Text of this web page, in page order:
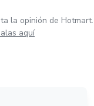
la opinión de Hotmart.
aquí